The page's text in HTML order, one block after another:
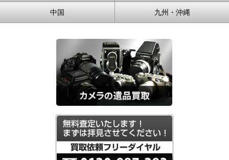
中国 九州・沖縄